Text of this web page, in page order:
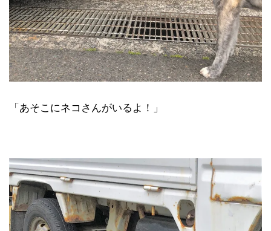
「あそこにネコさんがいるよ！」